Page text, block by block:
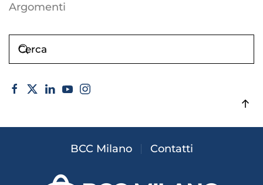
Argomenti
BCC Milano Contatti